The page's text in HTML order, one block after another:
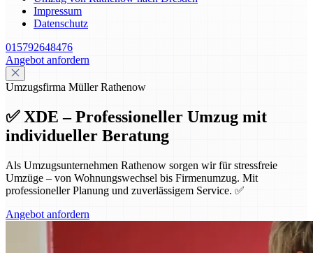
Impressum
Datenschutz
015792648476
Angebot anfordern
Umzugsfirma Müller Rathenow
✅ XDE – Professioneller Umzug mit
individueller Beratung
Als Umzugsunternehmen Rathenow sorgen wir für stressfreie
Umzüge – von Wohnungswechsel bis Firmenumzug. Mit
professioneller Planung und zuverlässigem Service. ✅
Angebot anfordern